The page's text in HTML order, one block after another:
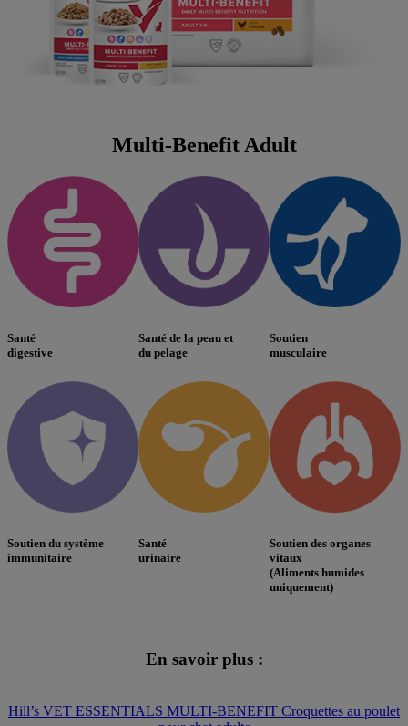
Multi-Benefit Adult
Santé
digestive
Santé de la peau et
du pelage
Soutien
musculaire
Soutien du système
immunitaire
Santé
urinaire
Soutien des organes
vitaux
(Aliments humides
uniquement)
En savoir plus :
Hill’s VET ESSENTIALS MULTI-BENEFIT Croquettes au poulet